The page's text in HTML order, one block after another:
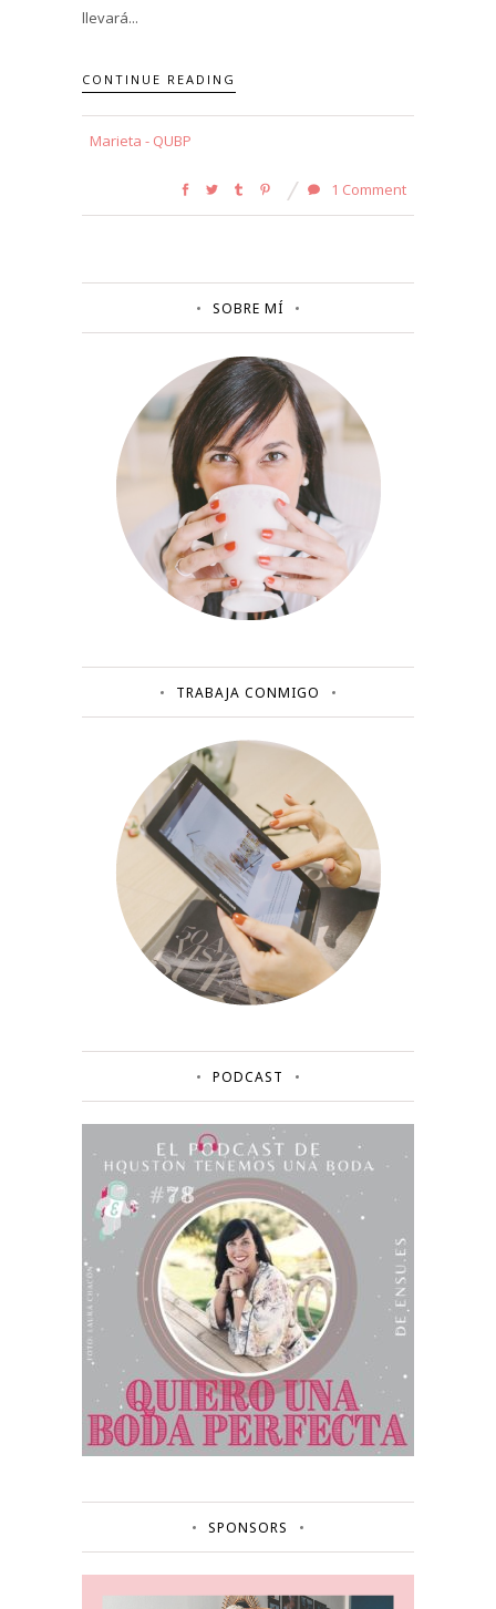
llevará...
CONTINUE READING
Marieta - QUBP
1 Comment
SOBRE MÍ
TRABAJA CONMIGO
PODCAST
SPONSORS